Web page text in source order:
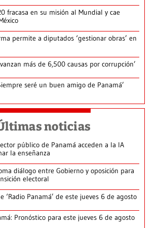
fracasa en su misión al Mundial y cae
permite a diputados ‘gestionar obras’ en
más de 6,500 causas por corrupción’
seré un buen amigo de Panamá’
noticias
público de Panamá acceden a la IA
la enseñanza
diálogo entre Gobierno y oposición para
electoral
‘Radio Panamá’ de este jueves 6 de agosto
Pronóstico para este jueves 6 de agosto